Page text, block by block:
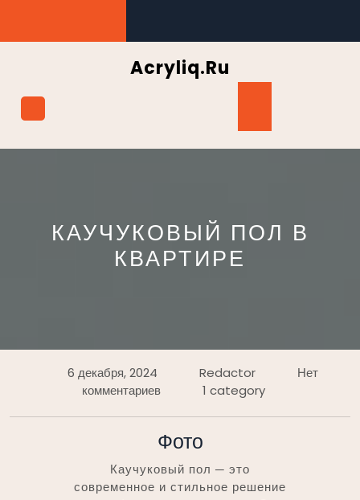
содержимому
Acryliq.ru
КАУЧУКОВЫЙ ПОЛ В
КВАРТИРЕ
6 декабря, 2024 Redactor
Нет
комментариев
1 category
Фото
Каучуковый пол ─ это
современное и стильное решение